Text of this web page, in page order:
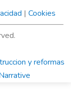
| Cookies
y reformas